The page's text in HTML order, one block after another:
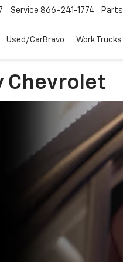
Service 866-241-1774 Parts
Used/CarBravo Work Trucks
Chevrolet